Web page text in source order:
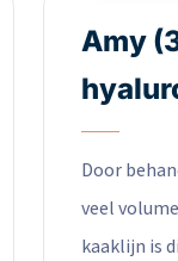
Amy
Door
veel
kaaklijn is